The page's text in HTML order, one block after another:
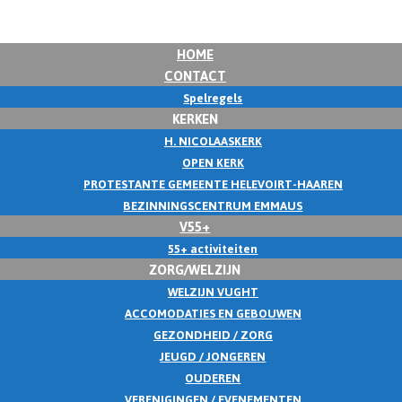
HOME
CONTACT
Spelregels
KERKEN
H. NICOLAASKERK
OPEN KERK
PROTESTANTE GEMEENTE HELEVOIRT-HAAREN
BEZINNINGSCENTRUM EMMAUS
V55+
55+ activiteiten
ZORG/WELZIJN
WELZIJN VUGHT
ACCOMODATIES EN GEBOUWEN
GEZONDHEID / ZORG
JEUGD / JONGEREN
OUDEREN